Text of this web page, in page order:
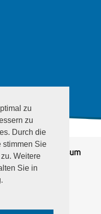
zu
zu
Durch die
stimmen Sie
Weitere
Sie in
| Impressum